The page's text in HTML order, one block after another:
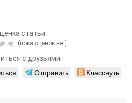
статьи:
(пока оценок нет)
с друзьями:
Отправить Класснуть